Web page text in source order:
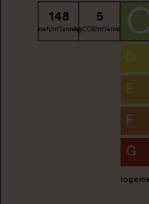
148
kwh/m²/année
5
kgCO2/m²/année
D
E
F
G